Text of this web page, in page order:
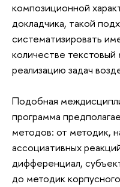
композиционной
докладчика, такой
систематизировать
количестве текстовый
реализацию задач
Подобная
программа
методов: от методик,
ассоциативных
дифференциал,
до методик